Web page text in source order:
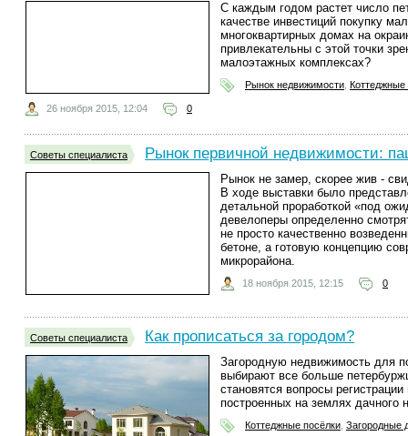
С каждым годом растет число
качестве инвестиций покупку
многоквартирных домах на
привлекательны с этой точки
малоэтажных комплексах?
Рынок недвижимости Коттеджные
26 ноября 2015, 12:04 0
Советы специалиста Рынок первичной недвижимости:
Рынок не замер, скорее жив -
В ходе выставки было
детальной проработкой «под
девелоперы определенно
не просто качественно
бетоне, а готовую концепцию
микрорайона.
18 ноября 2015, 12:15 0
Советы специалиста Как прописаться за городом?
Загородную недвижимость для
выбирают все больше
становятся вопросы
построенных на землях дачного
Коттеджные посёлки Загородные